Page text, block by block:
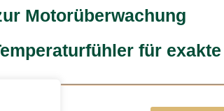
Motorüberwachung
für exakte